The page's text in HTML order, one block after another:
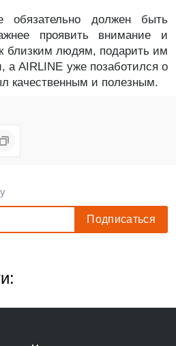
обязательно должен быть
проявить внимание и
близким людям, подарить им
а AIRLINE уже позаботился о
качественным и полезным.